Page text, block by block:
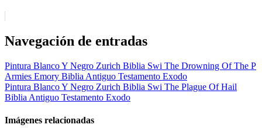
Navegación de entradas
Pintura Blanco Y Negro Zurich Biblia Swi The Drowning Of The P
Armies Emory Biblia Antiguo Testamento Exodo
Pintura Blanco Y Negro Zurich Biblia Swi The Plague Of Hail
Biblia Antiguo Testamento Exodo
Imágenes relacionadas